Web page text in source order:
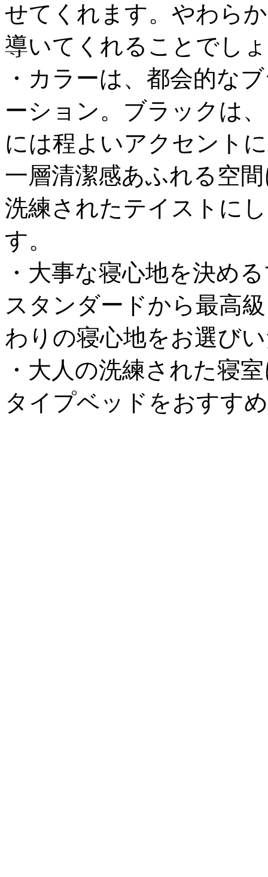
せてくれます。やわら
導いてくれることでし
・カラーは、都会的な
ーション。ブラックは
には程よいアクセント
一層清潔感あふれる空
洗練されたテイストに
す。
・大事な寝心地を決め
スタンダードから最高
わりの寝心地をお選び
・大人の洗練された寝
タイプベッドをおすす